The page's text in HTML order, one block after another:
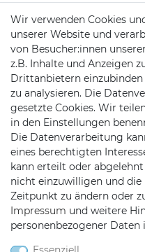
Telefon:
Mail:
Wir verwenden Cookies
unserer Website und
von Besucher:innen
z.B. Inhalte und Anzeigen
Drittanbietern
zu analysieren. Die
gesetzte Cookies. Wir
in den Einstellungen
Die Datenverarbeitung
eines berechtigten
kann erteilt oder
nicht einzuwilligen und
Zeitpunkt zu ändern oder
Impressum und weitere
personenbezogener Daten